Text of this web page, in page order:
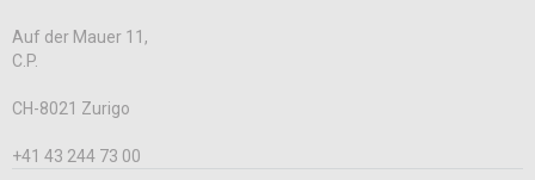
Auf der Mauer 11,
C.P.
CH-8021 Zurigo
+41 43 244 73 00